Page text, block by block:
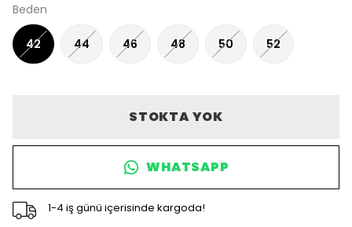
Beden
42 44 46 48 50 52
STOKTA YOK
WHATSAPP
1-4 iş günü içerisinde kargoda!